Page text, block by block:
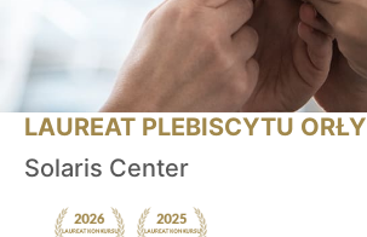
LAUREAT PLEBISCYTU ORŁY
Solaris Center